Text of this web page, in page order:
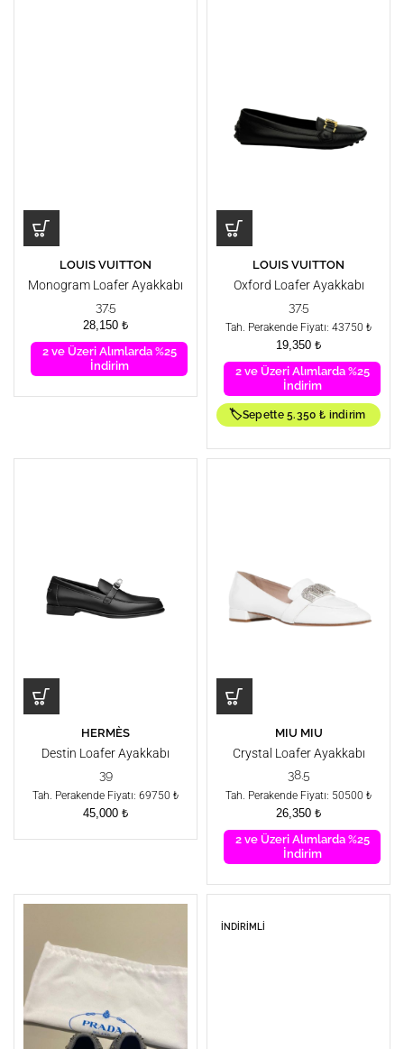
LOUIS VUITTON
Monogram Loafer Ayakkabı
37.5
28,150 ₺
2 ve Üzeri Alımlarda %25
İndirim
LOUIS VUITTON
Oxford Loafer Ayakkabı
37.5
Tah. Perakende Fiyatı: 43750 ₺
19,350 ₺
2 ve Üzeri Alımlarda %25
İndirim
🏷️Sepette 5.350 ₺ indirim
HERMÈS
Destin Loafer Ayakkabı
39
Tah. Perakende Fiyatı: 69750 ₺
45,000 ₺
MIU MIU
Crystal Loafer Ayakkabı
38.5
Tah. Perakende Fiyatı: 50500 ₺
26,350 ₺
2 ve Üzeri Alımlarda %25
İndirim
İNDIRIMLI